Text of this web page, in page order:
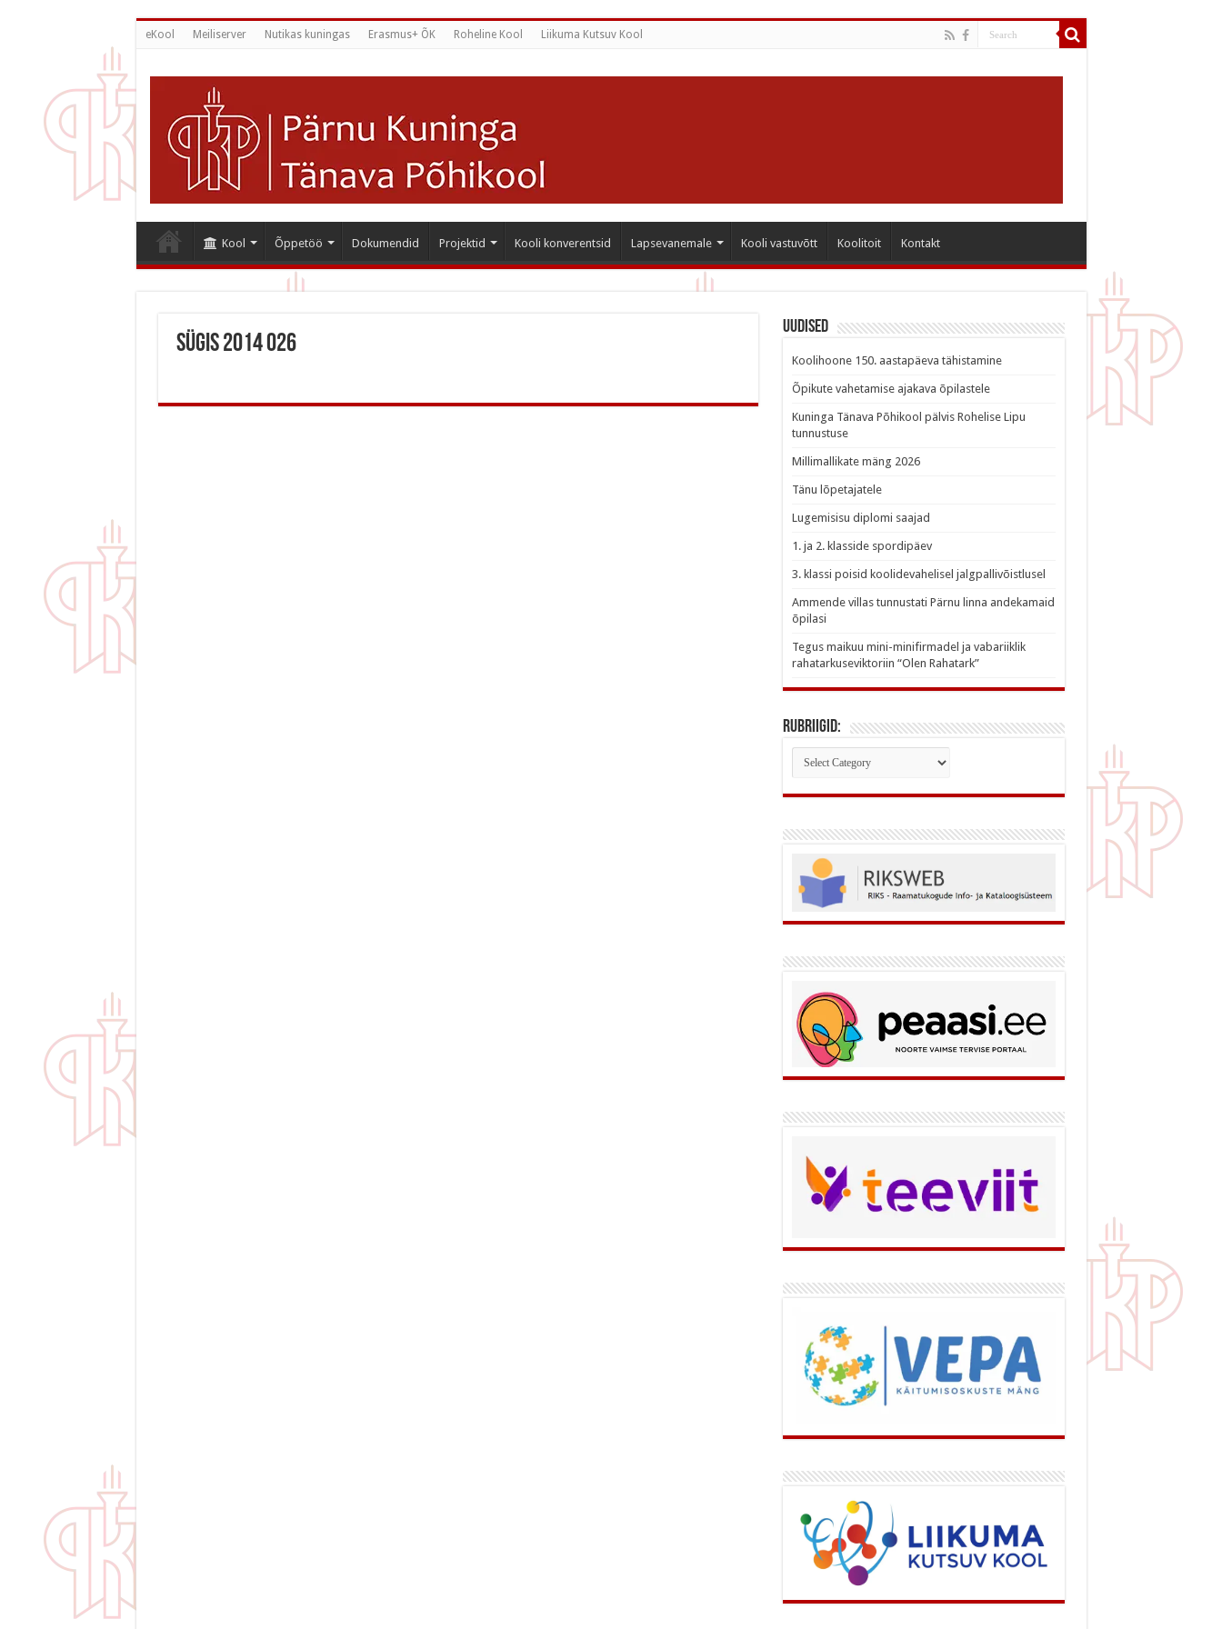
eKool Meiliserver Nutikas kuningas Erasmus+ ÕK Roheline Kool Liikuma Kutsuv Kool
Kool Õppetöö Dokumendid Projektid Kooli konverentsid Lapsevanemale Kooli vastuvõtt Koolitoit Kontakt
Sügis 2014 026
Uudised
Koolihoone 150. aastapäeva tähistamine
Õpikute vahetamise ajakava õpilastele
Kuninga Tänava Põhikool pälvis Rohelise Lipu
tunnustuse
Millimallikate mäng 2026
Tänu lõpetajatele
Lugemisisu diplomi saajad
1. ja 2. klasside spordipäev
3. klassi poisid koolidevahelisel jalgpallivõistlusel
Ammende villas tunnustati Pärnu linna andekamaid
õpilasi
Tegus maikuu mini-minifirmadel ja vabariiklik
rahatarkuseviktoriin “Olen Rahatark”
Rubriigid:
Rubriigid: